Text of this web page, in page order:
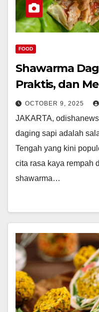
FOOD
Shawarma
Praktis, dan
OCTOBER 9, 2025
JAKARTA,
daging sapi adalah
Tengah yang kini
cita rasa kaya rempah
shawarma…